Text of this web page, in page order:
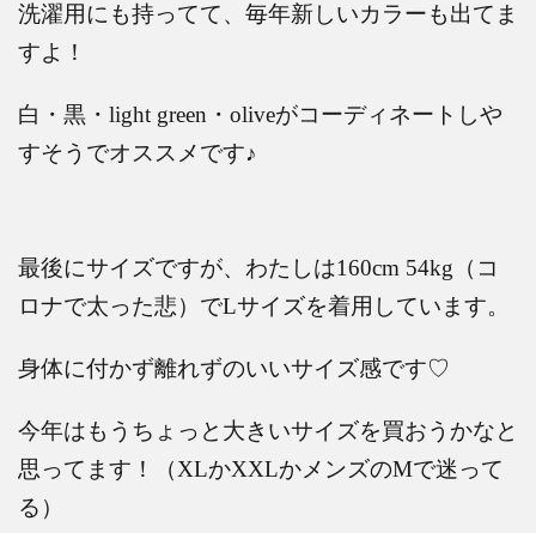
洗濯用にも持ってて、毎年新しいカラーも出てま
すよ！
白・黒・ light green ・ oliveがコーディネートしや
すそうでオススメです♪
最後にサイズですが、わたしは160cm 54kg （コ
ロナで太った悲）でLサイズを着用しています。
身体に付かず離れずのいいサイズ感です♡
今年はもうちょっと大きいサイズを買おうかなと
思ってます！（XLかXXLかメンズのMで迷って
る）